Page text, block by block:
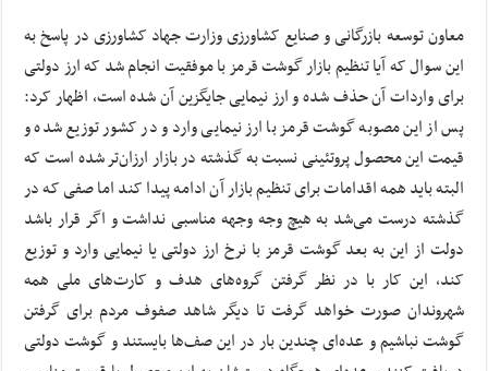
معاون توسعه بازرگانی و صنایع کشاورزی وزارت جهاد کشاورزی در پاسخ به
این سوال که آیا تنظیم بازار گوشت قرمز با موفقیت انجام شد که ارز دولتی
برای واردات آن حذف شده و ارز نیمایی جایگزین آن شده است، اظهار کرد:
پس از این مصوبه گوشت قرمز با ارز نیمایی وارد و در کشور توزیع شده و
قیمت این محصول پروتئینی نسبت به گذشته در بازار ارزان‌تر شده است که
البته باید همه اقدامات برای تنظیم بازار آن ادامه پیدا کند اما صفی که در
گذشته درست می‌شد به هیچ وجه وجهه مناسبی نداشت و اگر قرار باشد
دولت از این به بعد گوشت قرمز با نرخ ارز دولتی یا نیمایی وارد و توزیع
کند، این کار با در نظر گرفتن گروه‌های هدف و کارت‌های ملی همه
شهروندان صورت خواهد گرفت تا دیگر شاهد صفوف مردم برای گرفتن
گوشت نباشیم و عده‌ای چندین بار در این صف‌ها بایستند و گوشت دولتی